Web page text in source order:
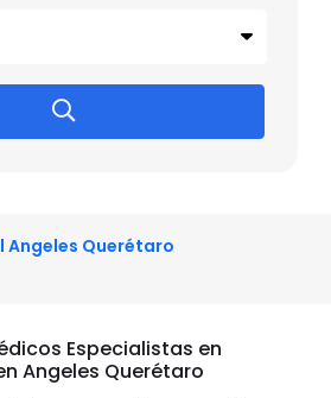
Angeles Querétaro
Especialistas en
Angeles Querétaro